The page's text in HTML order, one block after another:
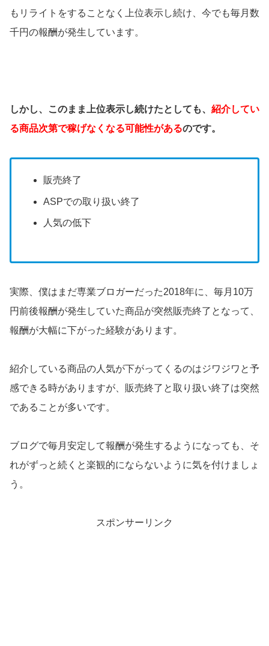
もリライトをすることなく上位表示し続け、今でも毎月数
千円の報酬が発生しています。
しかし、このまま上位表示し続けたとしても、 紹介してい
る商品次第で稼げなくなる可能性があるのです。
販売終了
ASPでの取り扱い終了
人気の低下
実際、僕はまだ専業ブロガーだった2018年に、毎月10万
円前後報酬が発生していた商品が突然販売終了となって、
報酬が大幅に下がった経験があります。
紹介している商品の人気が下がってくるのはジワジワと予
感できる時がありますが、販売終了と取り扱い終了は突然
であることが多いです。
ブログで毎月安定して報酬が発生するようになっても、そ
れがずっと続くと楽観的にならないように気を付けましょ
う。
スポンサーリンク